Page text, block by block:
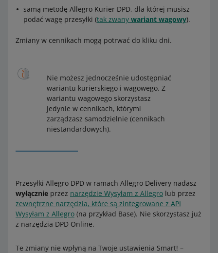
samą metodę Allegro Kurier DPD, dla której musisz
podać wagę przesyłki (tak zwany wariant wagowy).
Zmiany w cennikach mogą potrwać do kliku dni.
Nie możesz jednocześnie udostępniać
wariantu kurierskiego i wagowego. Z
wariantu wagowego skorzystasz
jedynie w cennikach, którymi
zarządzasz samodzielnie (cennikach
niestandardowych).
Przesyłki Allegro DPD w ramach Allegro Delivery nadasz
wyłącznie przez narzędzie Wysyłam z Allegro lub przez
zewnętrzne narzędzia, które są zintegrowane z API
Wysyłam z Allegro (na przykład Base). Nie skorzystasz już
z narzędzia DPD Online.
Te zmiany nie wpłyną na Twoje ustawienia Smart! –